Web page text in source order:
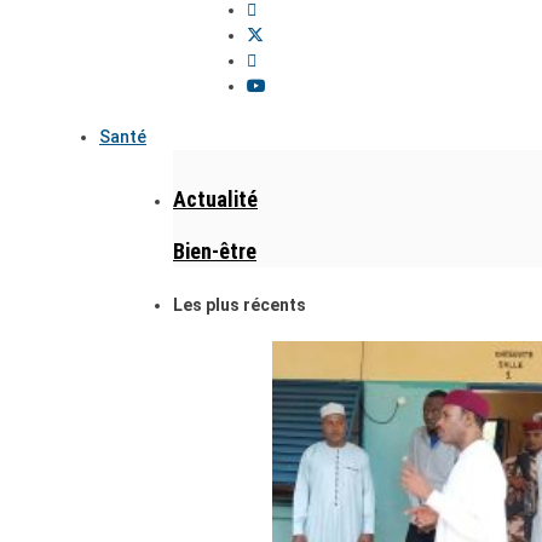
Santé
Actualité
Bien-être
Les plus récents